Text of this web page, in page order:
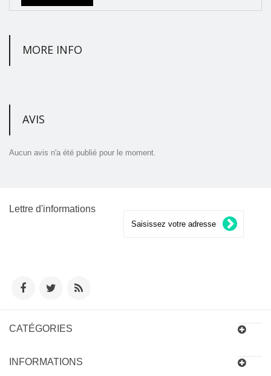
MORE INFO
AVIS
Aucun avis n'a été publié pour le moment.
Lettre d'informations
CATÉGORIES
INFORMATIONS